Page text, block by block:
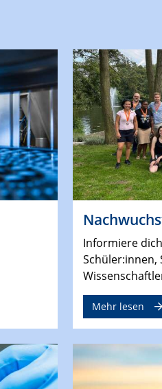
Informiere
Schüler:innen,
Mehr lesen